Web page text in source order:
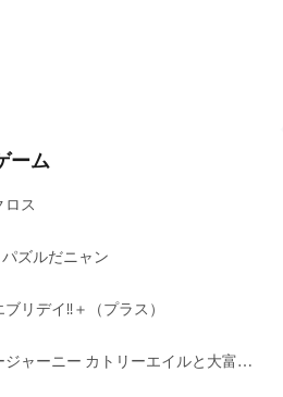
ーム
ロス
ズルだニャン
リデイ!!＋（プラス）
ジャーニー カトリーエイルと大富豪